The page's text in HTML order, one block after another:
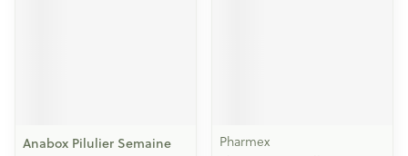
Anabox Pilulier Semaine
Pharmex